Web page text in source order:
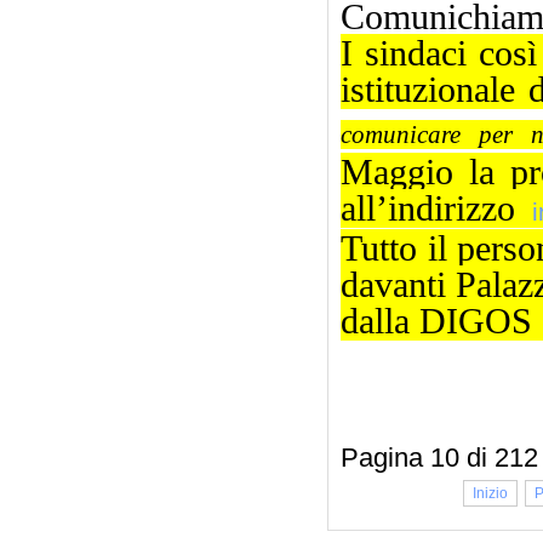
I sindaci
istituzionale
comunicare per
Maggio la
all’indirizzo
Tutto il
davanti
dalla DIGOS
Pagina 10 di 212
Inizio